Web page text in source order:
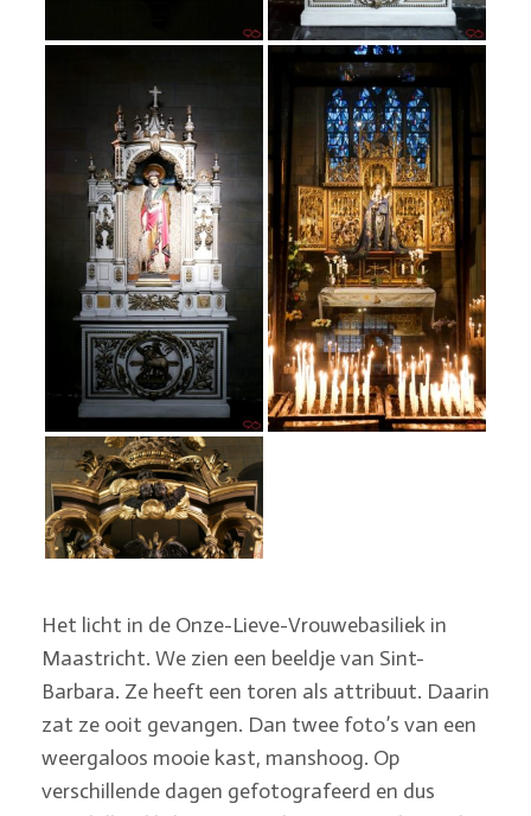
Het licht in de Onze-Lieve-Vrouwebasiliek in
Maastricht. We zien een beeldje van Sint-
Barbara. Ze heeft een toren als attribuut. Daarin
zat ze ooit gevangen. Dan twee foto’s van een
weergaloos mooie kast, manshoog. Op
verschillende dagen gefotografeerd en dus